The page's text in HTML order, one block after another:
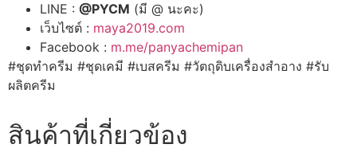
LINE : @PYCM (มี @ นะคะ)
เว็บไซต์ : maya2019.com
Facebook : m.me/panyachemipan
#ชุดทำครีม #ชุดเคมี #เบสครีม #วัตถุดิบเครื่องสำอาง #รับ
ผลิตครีม
สินค้าที่เกี่ยวข้อง